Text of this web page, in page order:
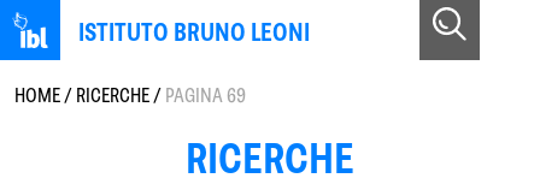
ISTITUTO BRUNO LEONI
HOME/RICERCHE/PAGINA 69
RICERCHE